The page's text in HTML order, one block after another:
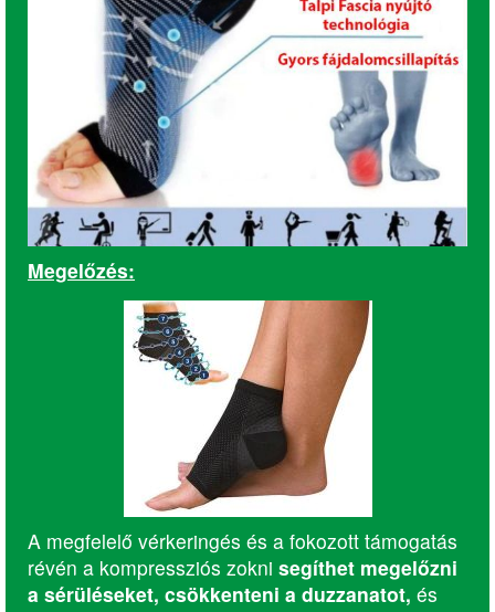
Megelőzés:
A megfelelő vérkeringés és a fokozott támogatás
révén a kompressziós zokni segíthet megelőzni
a sérüléseket, csökkenteni a duzzanatot, és